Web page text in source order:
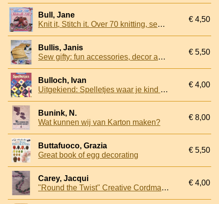
Bull, Jane
Knit it, Stitch it. Over 70 knitting, sewing and creative projects
€ 4,50
Bullis, Janis
Sew gifty: fun accessories, decor accents, baby gifts and other perfect presents
€ 5,50
Bulloch, Ivan
Uitgekiend: Spelletjes waar je kind van leert rekenen
€ 4,00
Bunink, N.
Wat kunnen wij van Karton maken?
€ 8,00
Buttafuoco, Grazia
Great book of egg decorating
€ 5,50
Carey, Jacqui
"Round the Twist" Creative Cordmaking
€ 4,00